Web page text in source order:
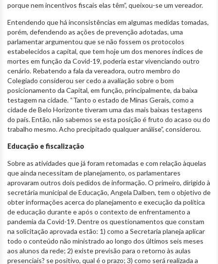
porque nem incentivos fiscais elas têm”, queixou-se um vereador.
Entendendo que há inconsistências em algumas medidas tomadas,
porém, defendendo as ações de prevenção adotadas, uma
parlamentar argumentou que se não fossem os protocolos
estabelecidos a capital, que tem hoje um dos menores índices de
mortes em função da Covid-19, poderia estar vivenciando outro
cenário. Rebatendo a fala da vereadora, outro membro do
Colegiado considerou ser cedo a avaliação sobre o bom
posicionamento da Capital, em função, principalmente, da baixa
testagem na cidade. “Tanto o estado de Minas Gerais, como a
cidade de Belo Horizonte tiveram uma das mais baixas testagens
do país. Então, não sabemos se esta posição é fruto do acaso ou do
trabalho mesmo. Acho precipitado qualquer análise”, considerou.
Educação e fiscalização
Sobre as atividades que já foram retomadas e com relação àquelas
que ainda necessitam de planejamento, os parlamentares
aprovaram outros dois pedidos de informação. O primeiro, dirigido à
secretária municipal de Educação, Angela Dalben, tem o objetivo de
obter informações acerca do planejamento e execução da política
de educação durante e após o contexto de enfrentamento a
pandemia da Covid-19. Dentre os questionamentos que constam
na solicitação aprovada estão: 1) como a Secretaria planeja aplicar
todo o conteúdo não ministrado ao longo dos últimos seis meses
aos alunos da rede; 2) existe previsão para o retorno às aulas
presenciais? se positivo, qual é o prazo; 3) como será realizada a